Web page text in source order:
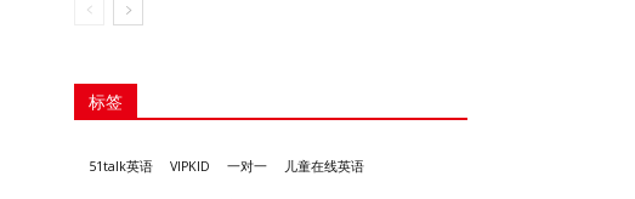
标签
51talk英语 VIPKID 一对一 儿童在线英语